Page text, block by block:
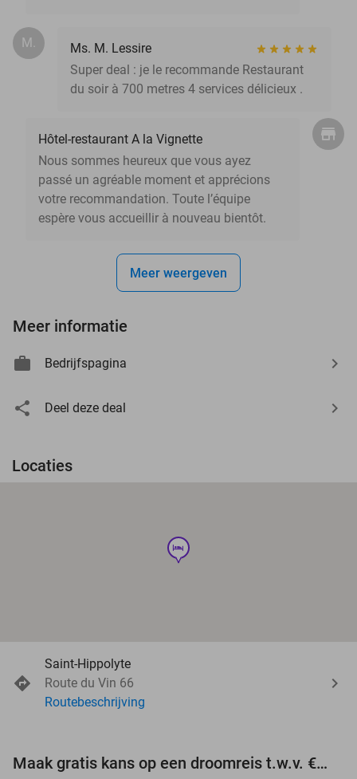
M.
Ms. M. Lessire
Super deal : je le recommande Restaurant
du soir à 700 metres 4 services délicieux .
Hôtel-restaurant A la Vignette
Nous sommes heureux que vous ayez
passé un agréable moment et apprécions
votre recommandation. Toute l’équipe
espère vous accueillir à nouveau bientôt.
Meer weergeven
Meer informatie
Bedrijfspagina
Deel deze deal
Locaties
hotel
Saint-Hippolyte
Route du Vin 66
Routebeschrijving
Maak gratis kans op een droomreis t.w.v. €3.000!